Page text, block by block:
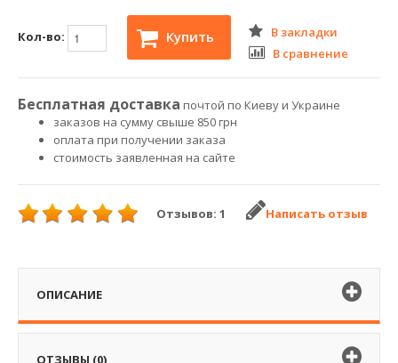
Кол-во: Купить
В закладки
В сравнение
Бесплатная доставка почтой по Киеву и Украине
заказов на сумму свыше 850 грн
оплата при получении заказа
стоимость заявленная на сайте
Отзывов: 1 Написать отзыв
ОПИСАНИЕ
ОТЗЫВЫ (0)